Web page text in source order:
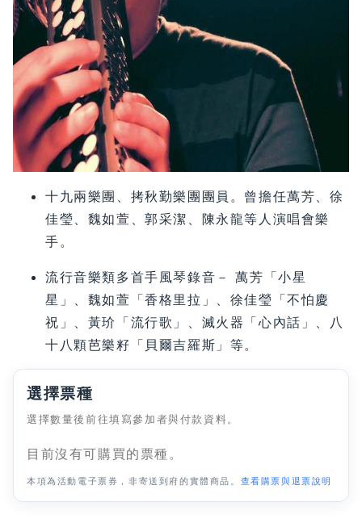
十九兩樂團、拷秋勤樂團團員。曾擔任萬芳、徐
佳瑩、魏如萱、郭采潔、陳永龍等人演唱會樂
手。
流行音樂類多首手風琴錄音－ 萬芳「小星
星」、魏如萱「香格里拉」、徐佳瑩「不怕慶
祝」、黃玠「流行歌」、滅火器「心內話」、八
十八顆芭樂籽「貝爾吉羅斯」等。
選擇票種
選擇數量後前往填寫參加者與付款資料。
目前沒有可購買的票種。
本項為活動電子票券，非寄送到府的實體商品。 查看購票與退票說明